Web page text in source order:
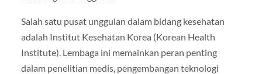
Salah satu pusat unggulan dalam bidang kesehatan
adalah Institut Kesehatan Korea (Korean Health
Institute). Lembaga ini memainkan peran penting
dalam penelitian medis, pengembangan teknologi